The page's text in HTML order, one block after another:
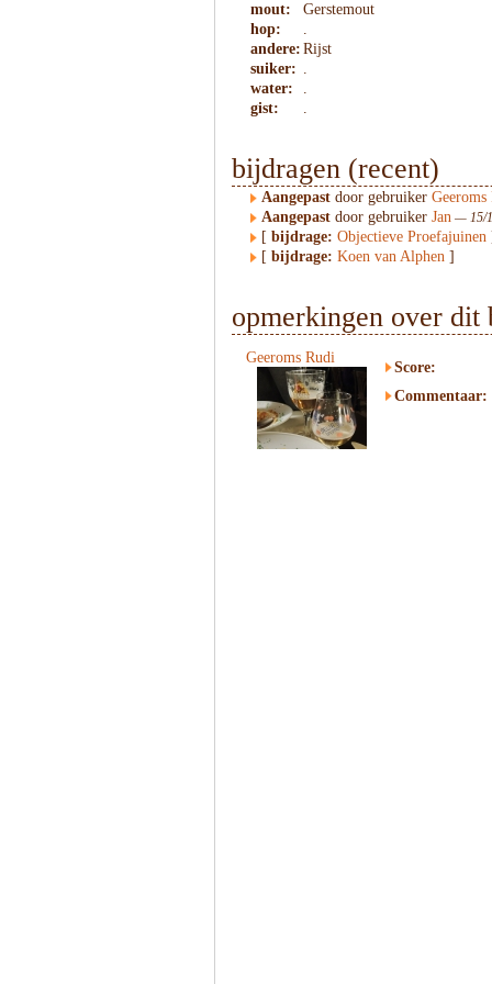
mout:
Gerstemout
hop:
.
andere: Rijst
suiker: .
water:
.
gist:
.
bijdragen (recent)
Aangepast door gebruiker Geeroms
Aangepast door gebruiker Jan — 15/
[ bijdrage: Objectieve Proefajuinen
[ bijdrage: Koen van Alphen ]
opmerkingen over dit
Geeroms Rudi
Score:
Commentaar: